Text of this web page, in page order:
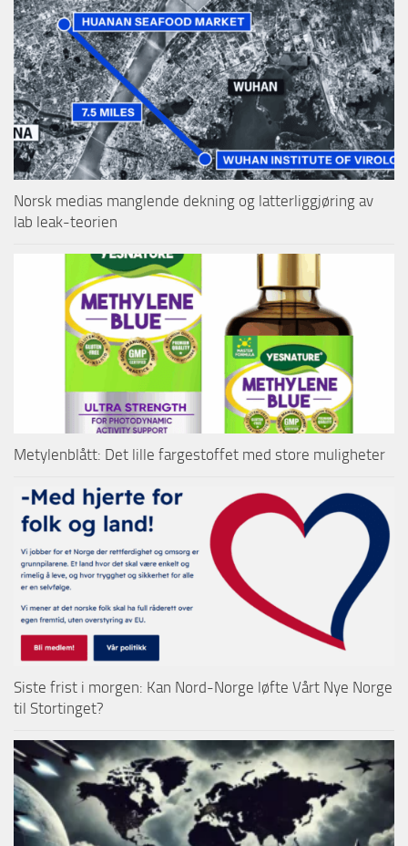
Norsk medias manglende dekning og latterliggjøring av
lab leak-teorien
Metylenblått: Det lille fargestoffet med store muligheter
Siste frist i morgen: Kan Nord-Norge løfte Vårt Nye Norge
til Stortinget?